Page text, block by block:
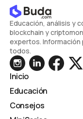
Educación, análisis y
blockchain y
expertos. Información
todos.
Inicio
Educación
Consejos